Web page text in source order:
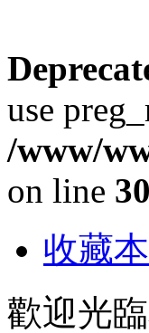
use
/www/
on line
收藏
歡迎光臨